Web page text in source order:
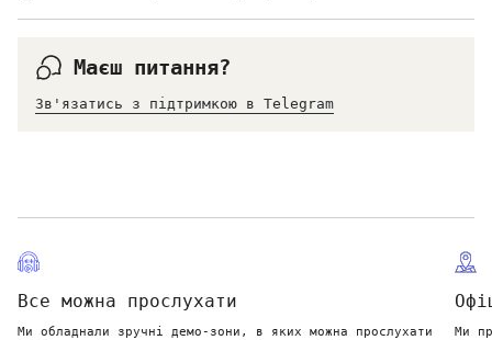
Маєш питання?
Зв'язатись з підтримкою в Telegram
Все можна прослухати
Ми обладнали зручні демо-зони, в яких можна прослухати
Ми